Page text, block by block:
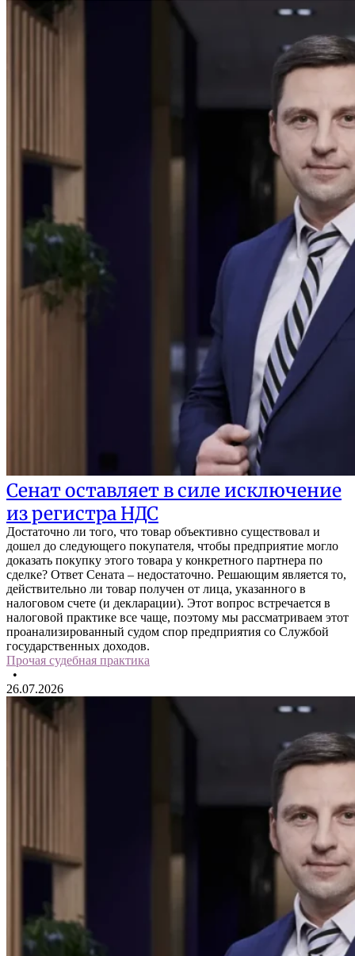
Сенат оставляет в силе исключение
из регистра НДС
Достаточно ли того, что товар объективно существовал и
дошел до следующего покупателя, чтобы предприятие могло
доказать покупку этого товара у конкретного партнера по
сделке? Ответ Сената – недостаточно. Решающим является то,
действительно ли товар получен от лица, указанного в
налоговом счете (и декларации). Этот вопрос встречается в
налоговой практике все чаще, поэтому мы рассматриваем этот
проанализированный судом спор предприятия со Службой
государственных доходов.
Прочая судебная практика
•
26.07.2026